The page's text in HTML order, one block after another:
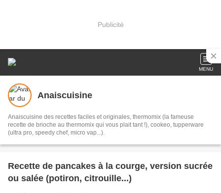
Publicité
MENU
Anaiscuisine
Anaiscuisine des recettes faciles et originales, thermomix (la fameuse
recette de brioche au thermomix qui vous plait tant !), cookeo, tupperware
(ultra pro, speedy chef, micro vap...).
Recette de pancakes à la courge, version sucrée
ou salée (potiron, citrouille...)